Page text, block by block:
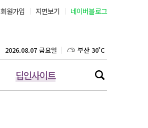
회원가입 지면보기 네이버블로그
딥인사이트
2026.08.07 금요일 대구 33˚C
인천 32˚C